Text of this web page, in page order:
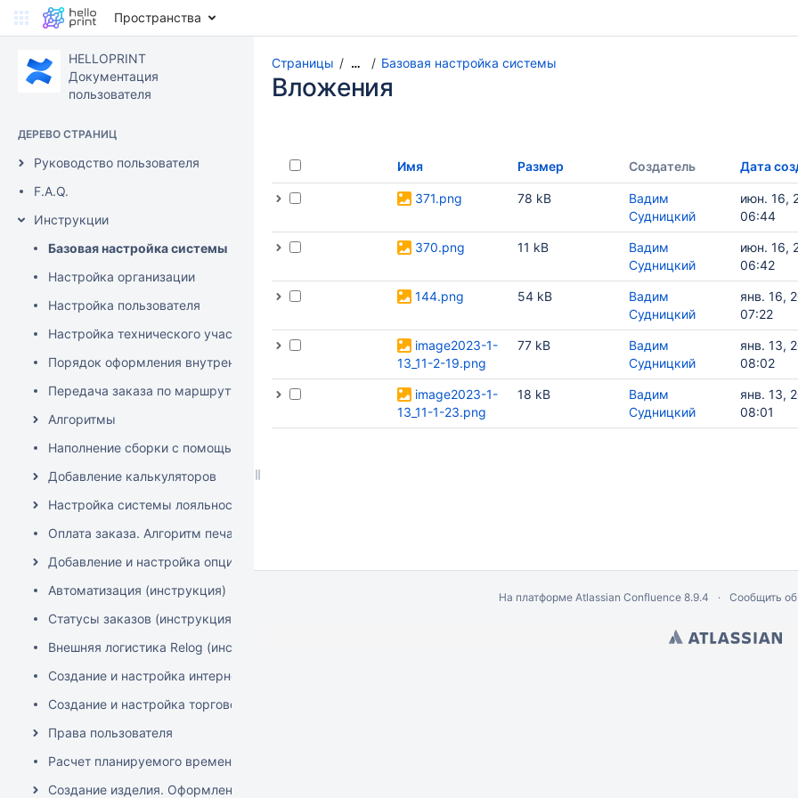
Пространства
HELLOPRINT
Документация
пользователя
ДЕРЕВО СТРАНИЦ
Руководство пользователя
F.A.Q.
Инструкции
Базовая настройка системы
Настройка организации
Настройка пользователя
Настройка технического участка
Порядок оформления внутренней заявки
Передача заказа по маршруту
Алгоритмы
Наполнение сборки с помощью XLS документов (MS Excel, LibreOffice Calc)
Добавление калькуляторов
Настройка системы лояльности
Оплата заказа. Алгоритм печати чеков "Аванс" и "Полный расчет"
Добавление и настройка опций калькуляторов
Автоматизация (инструкция)
Статусы заказов (инструкция)
Внешняя логистика Relog (инструкция)
Создание и настройка интернет-эквайринга ЮКаssа (онлайн оплата)
Создание и настройка торгового эквайринга (фискальные регистраторы)
Права пользователя
Расчет планируемого времени изготовления изделия
Создание изделия. Оформление заказа
Страницы … Базовая настройка системы
Вложения
Имя Размер Создатель Дата
371.png 78 kB
Вадим
Судницкий
июн. 16,
06:44
370.png 11 kB
Вадим
Судницкий
июн. 16,
06:42
144.png 54 kB
Вадим
Судницкий
янв. 16,
07:22
image2023-1-
13_11-2-19.png
77 kB
Вадим
Судницкий
янв. 13,
08:02
image2023-1-
13_11-1-23.png
18 kB
Вадим
Судницкий
янв. 13,
08:01
На платформе Atlassian Confluence 8.9.4 Сообщить